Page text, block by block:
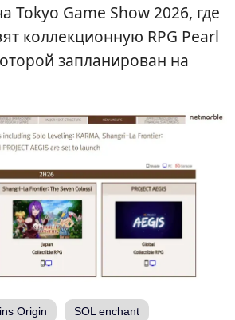
Tokyo Game Show 2026, где
коллекционную RPG Pearl
запланирован на
Origin SOL enchant